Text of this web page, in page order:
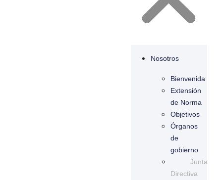
Nosotros
Bienvenida
Extensión
de Norma
Objetivos
Órganos
de
gobierno
Junta
Directiva